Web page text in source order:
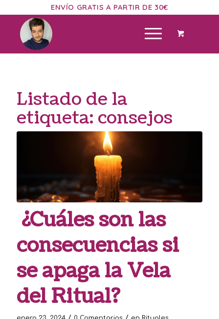
ENVÍO GRATIS A PARTIR DE 30€
Listado de la
etiqueta: consejos
¿Cuáles son las
consecuencias si
se apaga la Vela
del Ritual?
/ /